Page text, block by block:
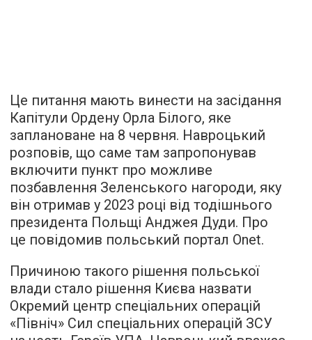
Це питання мають винести на засідання
Капітули Ордену Орла Білого, яке
заплановане на 8 червня. Навроцький
розповів, що саме там запропонував
включити пункт про можливе
позбавлення Зеленського нагороди, яку
він отримав у 2023 році від тодішнього
президента Польщі Анджея Дуди. Про
це повідомив польський портал Onet.
Причиною такого рішення польської
влади стало рішення Києва назвати
Окремий центр спеціальних операцій
«Північ» Сил спеціальних операцій ЗСУ